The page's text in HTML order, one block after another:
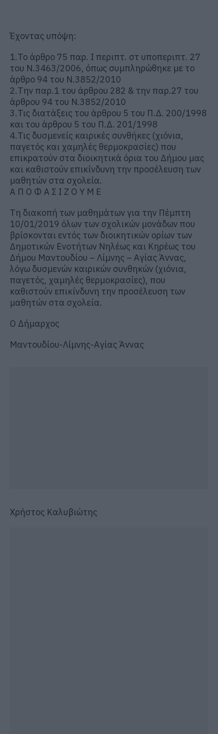
Έχοντας υπόψη:
1.Το άρθρο 75 παρ. Ι περιπτ. στ υποπεριπτ. 27
του Ν.3463/2006, όπως συμπληρώθηκε με το
άρθρο 94 του Ν.3852/2010
2.Την παρ.1 του άρθρου 282 & την παρ.27 του
άρθρου 94 του Ν.3852/2010
3.Τις διατάξεις του άρθρου 5 του Π.Δ. 200/1998
και του άρθρου 5 του Π.Δ. 201/1998
4.Τις δυσμενείς καιρικές συνθήκες (χιόνια,
παγετός και χαμηλές θερμοκρασίες) που
επικρατούν στα διοικητικά όρια του Δήμου μας
και καθιστούν επικίνδυνη την προσέλευση των
μαθητών στα σχολεία.
Α Π Ο Φ Α Σ Ι Ζ Ο Υ Μ Ε
Τη διακοπή των μαθημάτων για την Πέμπτη
10/01/2019 όλων των σχολικών μονάδων που
βρίσκονται εντός των διοικητικών ορίων των
Δημοτικών Ενοτήτων Νηλέως και Κηρέως του
Δήμου Μαντουδίου – Λίμνης – Αγίας Άννας,
λόγω δυσμενών καιρικών συνθηκών (χιόνια,
παγετός, χαμηλές θερμοκρασίες), που
καθιστούν επικίνδυνη την προσέλευση των
μαθητών στα σχολεία.
Ο Δήμαρχος
Μαντουδίου-Λίμνης-Αγίας Άννας
Χρήστος Καλυβιώτης